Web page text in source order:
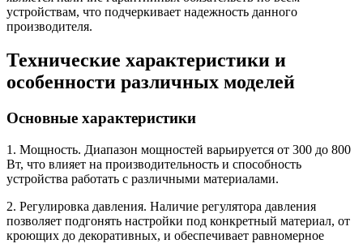
устройствам, что подчеркивает надежность данного
производителя.
Технические характеристики и
особенности различных моделей
Основные характеристики
1. Мощность. Диапазон мощностей варьируется от 300 до 800
Вт, что влияет на производительность и способность
устройства работать с различными материалами.
2. Регулировка давления. Наличие регулятора давления
позволяет подгонять настройки под конкретный материал, от
кроющих до декоративных, и обеспечивает равномерное